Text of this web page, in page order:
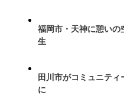
福岡市・天神に憩いの
生
田川市がコミュニテ
に